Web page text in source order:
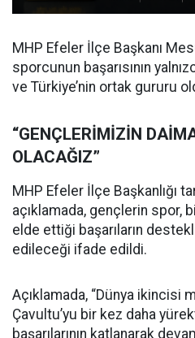
MHP Efeler İlçe Başkanı
sporcunun başarısının
ve Türkiye’nin ortak gururu
“GENÇLERİMİZİN
OLACAĞIZ”
MHP Efeler İlçe Başkanlığı
açıklamada, gençlerin spor,
elde ettiği başarıların
edileceği ifade edildi.
Açıklamada, “Dünya ikincisi
Çavultu’yu bir kez daha
başarılarının katlanarak